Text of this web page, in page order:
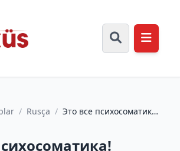
/ Rusça / Это все психосоматика!
_